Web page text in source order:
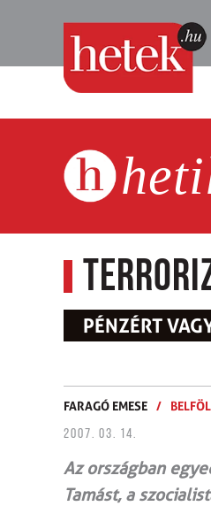
PÉNZÉRT
FARAGÓ EMESE /
2007. 03. 14.
Az országban
Tamást, a